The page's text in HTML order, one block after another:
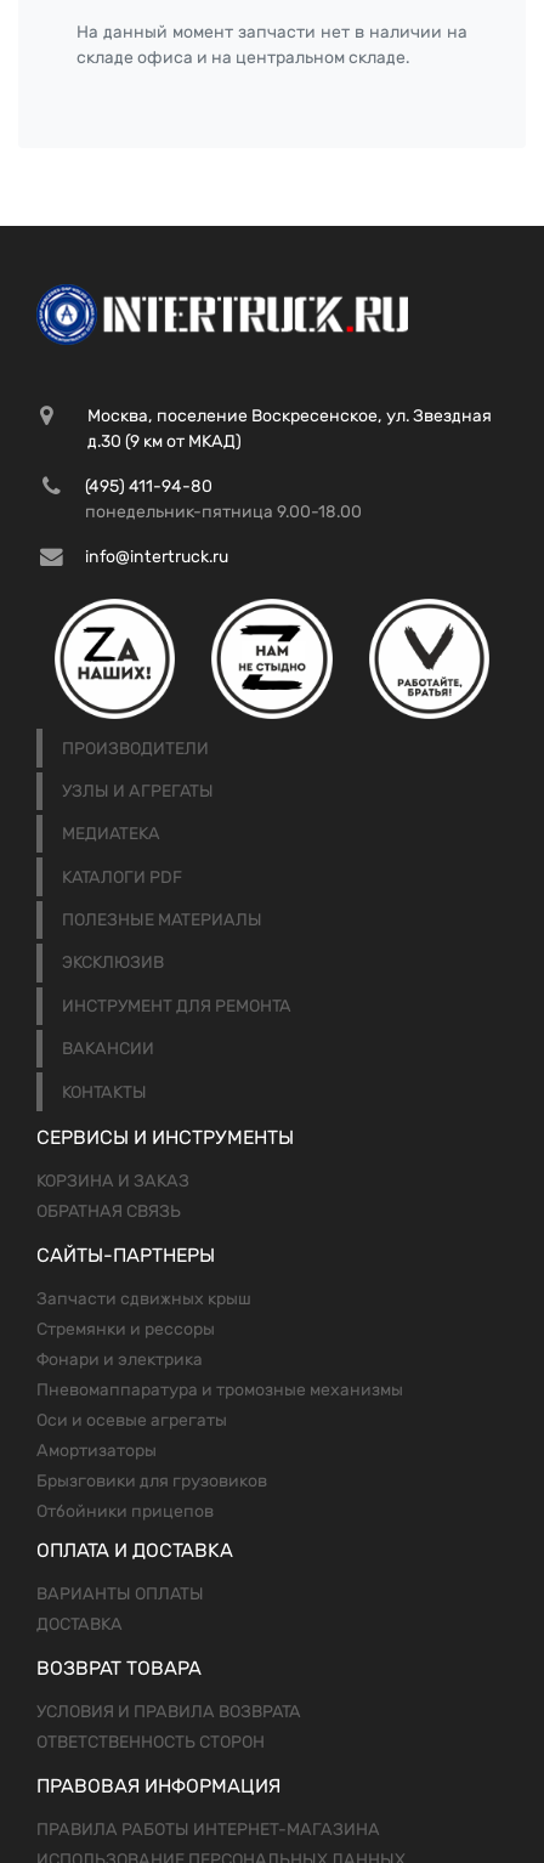
На данный момент запчасти нет в наличии на
складе офиса и на центральном складе.
Москва, поселение Воскресенское, ул. Звездная
д.30 (9 км от МКАД)
(495) 411-94-80
понедельник-пятница 9.00-18.00
info@intertruck.ru
ПРОИЗВОДИТЕЛИ
УЗЛЫ И АГРЕГАТЫ
МЕДИАТЕКА
КАТАЛОГИ PDF
ПОЛЕЗНЫЕ МАТЕРИАЛЫ
ЭКСКЛЮЗИВ
ИНСТРУМЕНТ ДЛЯ РЕМОНТА
ВАКАНСИИ
КОНТАКТЫ
СЕРВИСЫ И ИНСТРУМЕНТЫ
КОРЗИНА И ЗАКАЗ
ОБРАТНАЯ СВЯЗЬ
САЙТЫ-ПАРТНЕРЫ
Запчасти сдвижных крыш
Стремянки и рессоры
Фонари и электрика
Пневомаппаратура и тромозные механизмы
Оси и осевые агрегаты
Амортизаторы
Брызговики для грузовиков
Отбойники прицепов
ОПЛАТА И ДОСТАВКА
ВАРИАНТЫ ОПЛАТЫ
ДОСТАВКА
ВОЗВРАТ ТОВАРА
УСЛОВИЯ И ПРАВИЛА ВОЗВРАТА
ОТВЕТСТВЕННОСТЬ СТОРОН
ПРАВОВАЯ ИНФОРМАЦИЯ
ПРАВИЛА РАБОТЫ ИНТЕРНЕТ-МАГАЗИНА